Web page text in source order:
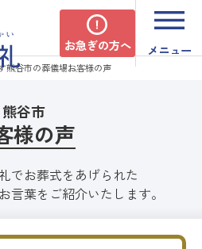
お急ぎの方へ メニュー
熊谷市の葬儀場お客様の声
熊谷市
様の声
でお葬式をあげられた
言葉をご紹介いたします。